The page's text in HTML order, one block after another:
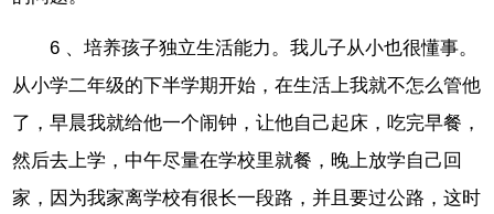
6 、培养孩子独立生活能力。我儿子从小也很懂事。
从小学二年级的下半学期开始，在生活上我就不怎么管他
了，早晨我就给他一个闹钟，让他自己起床，吃完早餐，
然后去上学，中午尽量在学校里就餐，晚上放学自己回
家，因为我家离学校有很长一段路，并且要过公路，这时